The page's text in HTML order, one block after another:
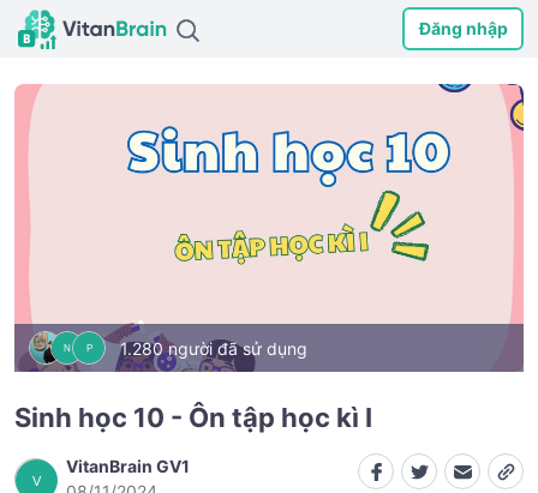
Đăng nhập
N P 1.280 người đã sử dụng
Sinh học 10 - Ôn tập học kì I
V
VitanBrain GV1